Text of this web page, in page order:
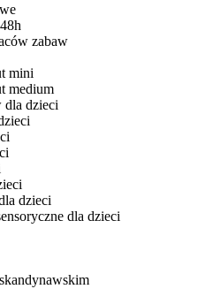
zabaw
mini
medium
dla dzieci
dzieci
dla dzieci